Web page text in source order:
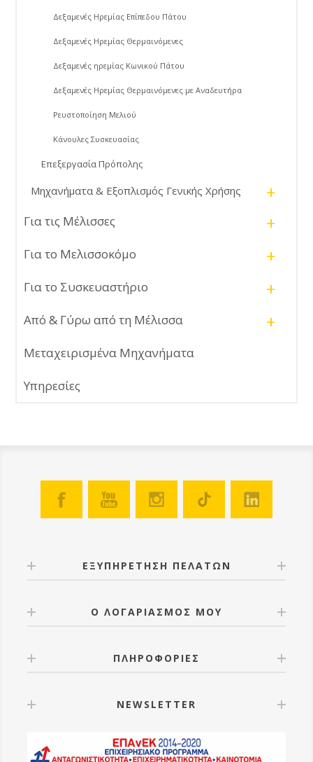
Δεξαμενές Ηρεμίας Επίπεδου Πάτου
Δεξαμενές Ηρεμίας Θερμαινόμενες
Δεξαμενές ηρεμίας Κωνικού Πάτου
Δεξαμενές Ηρεμίας Θερμαινόμενες με Αναδευτήρα
Ρευστοποίηση Μελιού
Κάνουλες Συσκευασίας
Επεξεργασία Πρόπολης
Μηχανήματα & Εξοπλισμός Γενικής Χρήσης +
Για τις Μέλισσες +
Για το Μελισσοκόμο +
Για το Συσκευαστήριο +
Από & Γύρω από τη Μέλισσα +
Μεταχειρισμένα Μηχανήματα
Υπηρεσίες
ΕΞΥΠΗΡΕΤΗΣΗ ΠΕΛΑΤΩΝ
Ο ΛΟΓΑΡΙΑΣΜΟΣ ΜΟΥ
ΠΛΗΡΟΦΟΡΙΕΣ
NEWSLETTER